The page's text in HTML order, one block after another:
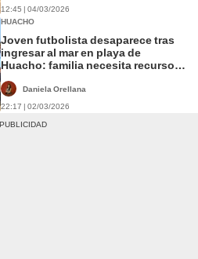
12:45 | 04/03/2026
HUACHO
Joven futbolista desaparece tras
ingresar al mar en playa de
Huacho: familia necesita recursos
Daniela Orellana
22:17 | 02/03/2026